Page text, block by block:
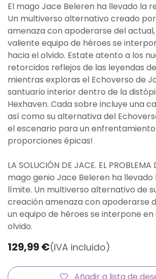
El mago Jace Beleren ha llevado la
Un multiverso alternativo creado
amenaza con apoderarse del actual,
valiente equipo de héroes se
hacia el olvido. Estate atento a los
retorcidos reflejos de las leyendas
mientras exploras el Echoverso de
santuario interior dentro de la
Hexhaven. Cada sobre incluye una
así como su alternativa del
el escenario para un
proporciones épicas!
LA SOLUCIÓN DE JACE. EL
mago genio Jace Beleren ha llevado
límite. Un multiverso alternativo de
creación amenaza con apoderarse
un equipo de héroes se interpone
olvido.
129,99€(IVA incluido)